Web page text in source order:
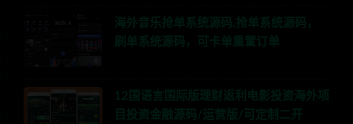
海外音乐抢单系统源码,抢单系统源码，
刷单系统源码，可卡单重置订单
12国语言国际版理财返利电影投资海外项
目投资金融源码/运营版/可定制二开